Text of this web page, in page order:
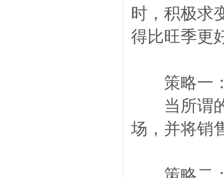
时，积极求
得比旺季更
策略一：
当所谓的
场，并将销